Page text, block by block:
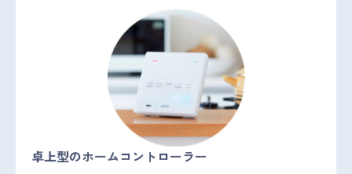
卓上型のホームコントローラー